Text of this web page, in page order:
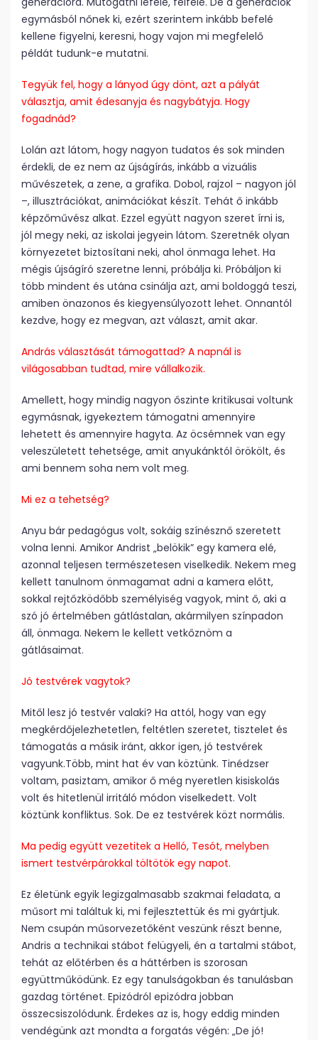
egymásból nőnek ki, ezért szerintem inkább befelé
kellene figyelni, keresni, hogy vajon mi megfelelő
példát tudunk-e mutatni.
Tegyük fel, hogy a lányod úgy dönt, azt a pályát
választja, amit édesanyja és nagybátyja. Hogy
fogadnád?
Lolán azt látom, hogy nagyon tudatos és sok minden
érdekli, de ez nem az újságírás, inkább a vizuális
művészetek, a zene, a grafika. Dobol, rajzol – nagyon jól
–, illusztrációkat, animációkat készít. Tehát ő inkább
képzőművész alkat. Ezzel együtt nagyon szeret írni is,
jól megy neki, az iskolai jegyein látom. Szeretnék olyan
környezetet biztosítani neki, ahol önmaga lehet. Ha
mégis újságíró szeretne lenni, próbálja ki. Próbáljon ki
több mindent és utána csinálja azt, ami boldoggá teszi,
amiben önazonos és kiegyensúlyozott lehet. Onnantól
kezdve, hogy ez megvan, azt választ, amit akar.
András választását támogattad? A napnál is
világosabban tudtad, mire vállalkozik.
Amellett, hogy mindig nagyon őszinte kritikusai voltunk
egymásnak, igyekeztem támogatni amennyire
lehetett és amennyire hagyta. Az öcsémnek van egy
veleszületett tehetsége, amit anyukánktól örökölt, és
ami bennem soha nem volt meg.
Mi ez a tehetség?
Anyu bár pedagógus volt, sokáig színésznő szeretett
volna lenni. Amikor Andrist „belökik” egy kamera elé,
azonnal teljesen természetesen viselkedik. Nekem meg
kellett tanulnom önmagamat adni a kamera előtt,
sokkal rejtőzködőbb személyiség vagyok, mint ő, aki a
szó jó értelmében gátlástalan, akármilyen színpadon
áll, önmaga. Nekem le kellett vetkőznöm a
gátlásaimat.
Jó testvérek vagytok?
Mitől lesz jó testvér valaki? Ha attól, hogy van egy
megkérdőjelezhetetlen, feltétlen szeretet, tisztelet és
támogatás a másik iránt, akkor igen, jó testvérek
vagyunk.Több, mint hat év van köztünk. Tinédzser
voltam, pasiztam, amikor ő még nyeretlen kisiskolás
volt és hitetlenül irritáló módon viselkedett. Volt
köztünk konfliktus. Sok. De ez testvérek közt normális.
Ma pedig együtt vezetitek a Helló, Tesót, melyben
ismert testvérpárokkal töltötök egy napot.
Ez életünk egyik legizgalmasabb szakmai feladata, a
műsort mi találtuk ki, mi fejlesztettük és mi gyártjuk.
Nem csupán műsorvezetőként veszünk részt benne,
Andris a technikai stábot felügyeli, én a tartalmi stábot,
tehát az előtérben és a háttérben is szorosan
együttműködünk. Ez egy tanulságokban és tanulásban
gazdag történet. Epizódról epizódra jobban
összecsiszolódunk. Érdekes az is, hogy eddig minden
vendégünk azt mondta a forgatás végén: „De jó!